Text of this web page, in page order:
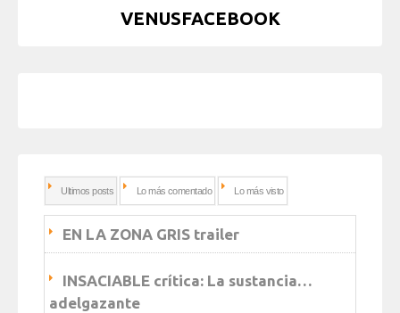
VENUSFACEBOOK
Ultimos posts Lo más comentado Lo más visto
EN LA ZONA GRIS trailer
INSACIABLE crítica: La sustancia…
adelgazante